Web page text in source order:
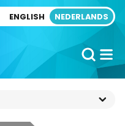
ENGLISH NEDERLANDS